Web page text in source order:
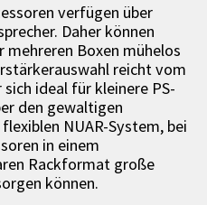
verfügen über
Daher können
Boxen mühelos
reicht vom
sich ideal für kleinere PS-
den gewaltigen
NUAR-System, bei
in einem
Rackformat große
können.